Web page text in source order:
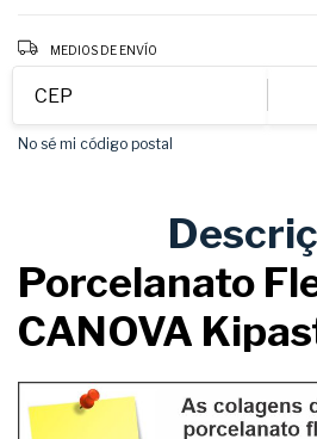
Entregas para el CP:
MEDIOS DE ENVÍO
No sé mi código postal
Porcelanato
CANOVA